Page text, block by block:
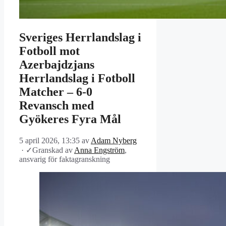
Sveriges Herrlandslag i
Fotboll mot
Azerbajdzjans
Herrlandslag i Fotboll
Matcher – 6-0
Revansch med
Gyökeres Fyra Mål
5 april 2026, 13:35 av Adam Nyberg
· ✓Granskad av Anna Engström,
ansvarig för faktagranskning